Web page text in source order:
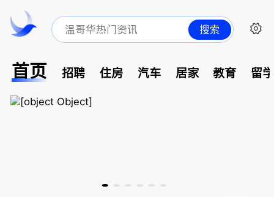
搜索
首页 招聘 住房 汽车 居家 教育 留